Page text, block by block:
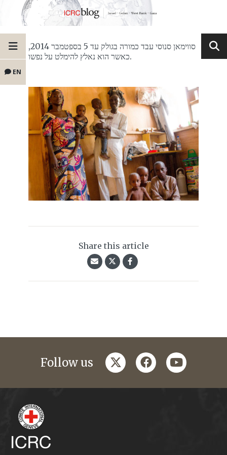
EN
סווימאן סנוסי עבד כמורה בגולק עד 5 בספטמבר 2014,
כאשר הוא נאלץ להימלט על נפשו.
Share this article
Follow us twitterfacebookyoutube